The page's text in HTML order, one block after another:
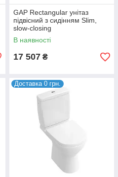
GAP Rectangular унітаз
підвісний з сидінням Slim,
slow-closing
В наявності
17 507 ₴
Доставка 0 грн.